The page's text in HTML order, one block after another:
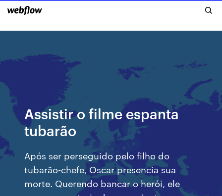
Assistir o filme espanta
tubarão
Após ser perseguido pelo filho do
tubarão-chefe, Oscar presencia sua
morte. Querendo bancar o herói, ele